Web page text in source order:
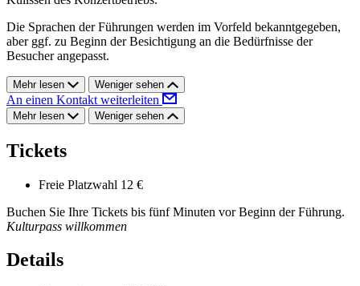
Die Sprachen der Führungen werden im Vorfeld bekanntgegeben,
aber ggf. zu Beginn der Besichtigung an die Bedürfnisse der
Besucher angepasst.
Mehr lesen Weniger sehen
An einen Kontakt weiterleiten
Mehr lesen Weniger sehen
Tickets
Freie Platzwahl 12 €
Buchen Sie Ihre Tickets bis fünf Minuten vor Beginn der Führung.
Kulturpass willkommen
Details